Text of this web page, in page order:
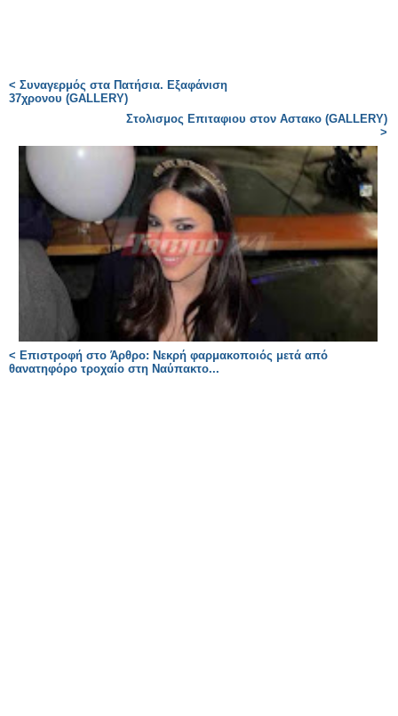
< Συναγερμός στα Πατήσια. Εξαφάνιση
37χρονου (GALLERY)
Στολισμος Επιταφιου στον Αστακο (GALLERY)
>
< Επιστροφή στο Άρθρο: Νεκρή φαρμακοποιός μετά από
θανατηφόρο τροχαίο στη Ναύπακτο...